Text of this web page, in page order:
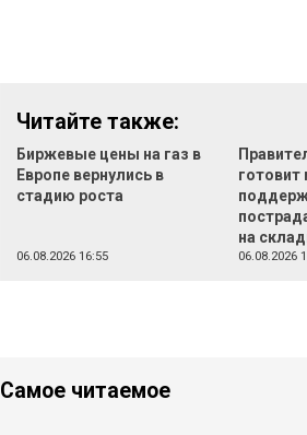
Читайте также:
Биржевые цены на газ в
Европе вернулись в
стадию роста
06.08.2026 16:55
на
06.08.2026
Самое читаемое